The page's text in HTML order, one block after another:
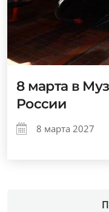
8 марта в
России
8 марта 2027